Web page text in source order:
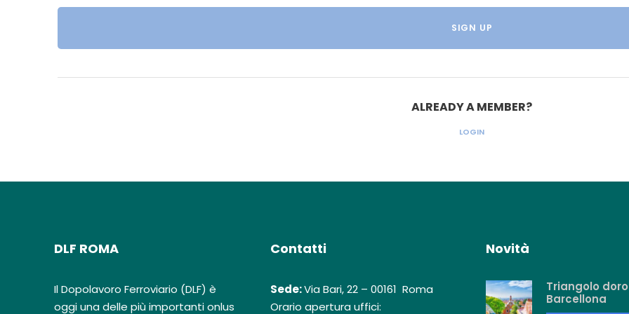
ALREADY A MEMBER?
LOGIN
DLF ROMA
Il Dopolavoro Ferroviario (DLF) è
oggi una delle più importanti onlus
Contatti
Sede:Via Bari, 22 – 00161 Roma
Orario apertura uffici:
Novità
Triangolo
Barcellona